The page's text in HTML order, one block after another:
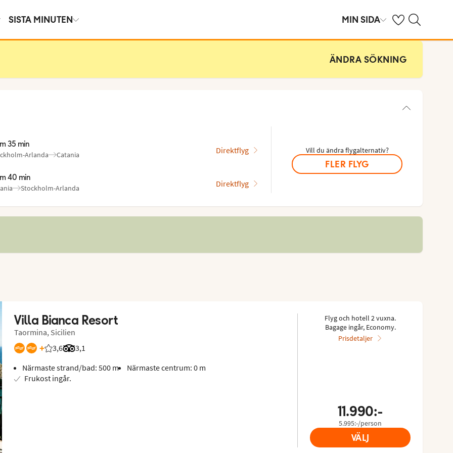
SISTA MINUTEN MIN SIDA Se dina sparade
Sök på ving.se
ÄNDRA SÖKNING
35 min
: Arlanda
: Catania Direktflyg
40 min
:
: Stockholm-Arlanda Direktflyg
Vill du ändra flygalternativ?
FLER FLYG
Villa Bianca Resort
Taormina, Sicilien
+ 3,6
Betyg från Vings gäster: 3.567/5
3,1
Betyg från Tripadvisor: 3.1 of 5
Närmaste strand/bad: 500 m
Närmaste centrum: 0 m
Frukost ingår.
Flyg och hotell 2 vuxna.
Bagage ingår, Economy.
Prisdetaljer
11.990:-
5.995:-/person
VÄLJ